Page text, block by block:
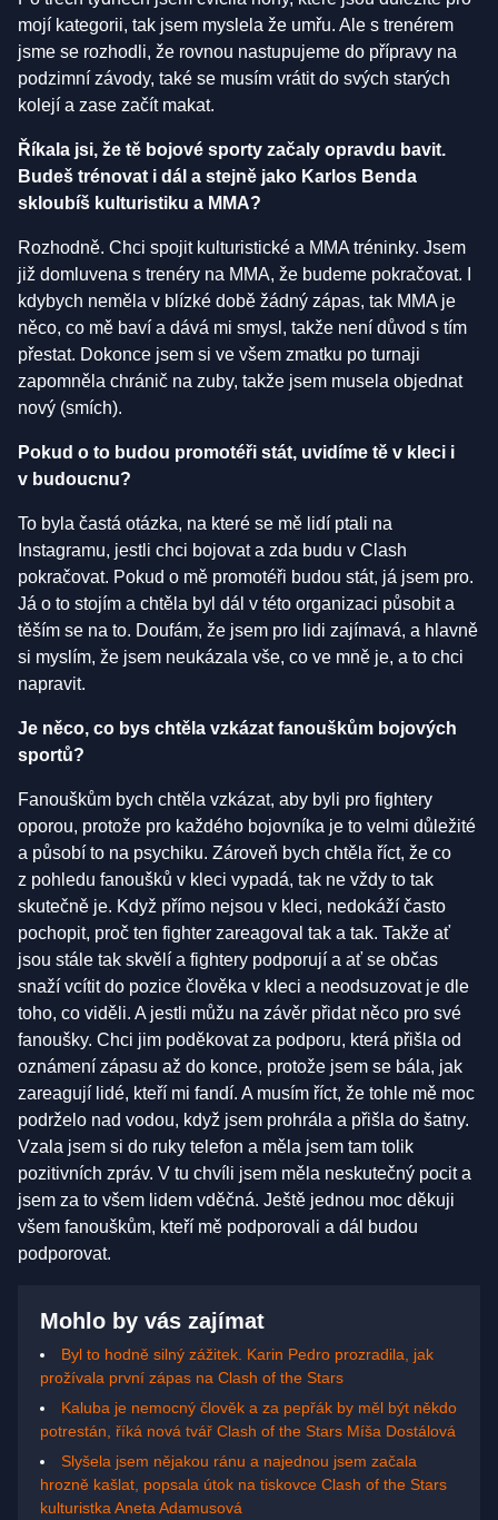
mojí kategorii, tak jsem myslela že umřu. Ale s trenérem
jsme se rozhodli, že rovnou nastupujeme do přípravy na
podzimní závody, také se musím vrátit do svých starých
kolejí a zase začít makat.
Říkala jsi, že tě bojové sporty začaly opravdu bavit.
Budeš trénovat i dál a stejně jako Karlos Benda
skloubíš kulturistiku a MMA?
Rozhodně. Chci spojit kulturistické a MMA tréninky. Jsem
již domluvena s trenéry na MMA, že budeme pokračovat. I
kdybych neměla v blízké době žádný zápas, tak MMA je
něco, co mě baví a dává mi smysl, takže není důvod s tím
přestat. Dokonce jsem si ve všem zmatku po turnaji
zapomněla chránič na zuby, takže jsem musela objednat
nový (smích).
Pokud o to budou promotéři stát, uvidíme tě v kleci i
v budoucnu?
To byla častá otázka, na které se mě lidí ptali na
Instagramu, jestli chci bojovat a zda budu v Clash
pokračovat. Pokud o mě promotéři budou stát, já jsem pro.
Já o to stojím a chtěla byl dál v této organizaci působit a
těším se na to. Doufám, že jsem pro lidi zajímavá, a hlavně
si myslím, že jsem neukázala vše, co ve mně je, a to chci
napravit.
Je něco, co bys chtěla vzkázat fanouškům bojových
sportů?
Fanouškům bych chtěla vzkázat, aby byli pro fightery
oporou, protože pro každého bojovníka je to velmi důležité
a působí to na psychiku. Zároveň bych chtěla říct, že co
z pohledu fanoušků v kleci vypadá, tak ne vždy to tak
skutečně je. Když přímo nejsou v kleci, nedokáží často
pochopit, proč ten fighter zareagoval tak a tak. Takže ať
jsou stále tak skvělí a fightery podporují a ať se občas
snaží vcítit do pozice člověka v kleci a neodsuzovat je dle
toho, co viděli. A jestli můžu na závěr přidat něco pro své
fanoušky. Chci jim poděkovat za podporu, která přišla od
oznámení zápasu až do konce, protože jsem se bála, jak
zareagují lidé, kteří mi fandí. A musím říct, že tohle mě moc
podrželo nad vodou, když jsem prohrála a přišla do šatny.
Vzala jsem si do ruky telefon a měla jsem tam tolik
pozitivních zpráv. V tu chvíli jsem měla neskutečný pocit a
jsem za to všem lidem vděčná. Ještě jednou moc děkuji
všem fanouškům, kteří mě podporovali a dál budou
podporovat.
Mohlo by vás zajímat
Byl to hodně silný zážitek. Karin Pedro prozradila, jak
prožívala první zápas na Clash of the Stars
Kaluba je nemocný člověk a za pepřák by měl být někdo
potrestán, říká nová tvář Clash of the Stars Míša Dostálová
Slyšela jsem nějakou ránu a najednou jsem začala
hrozně kašlat, popsala útok na tiskovce Clash of the Stars
kulturistka Aneta Adamusová